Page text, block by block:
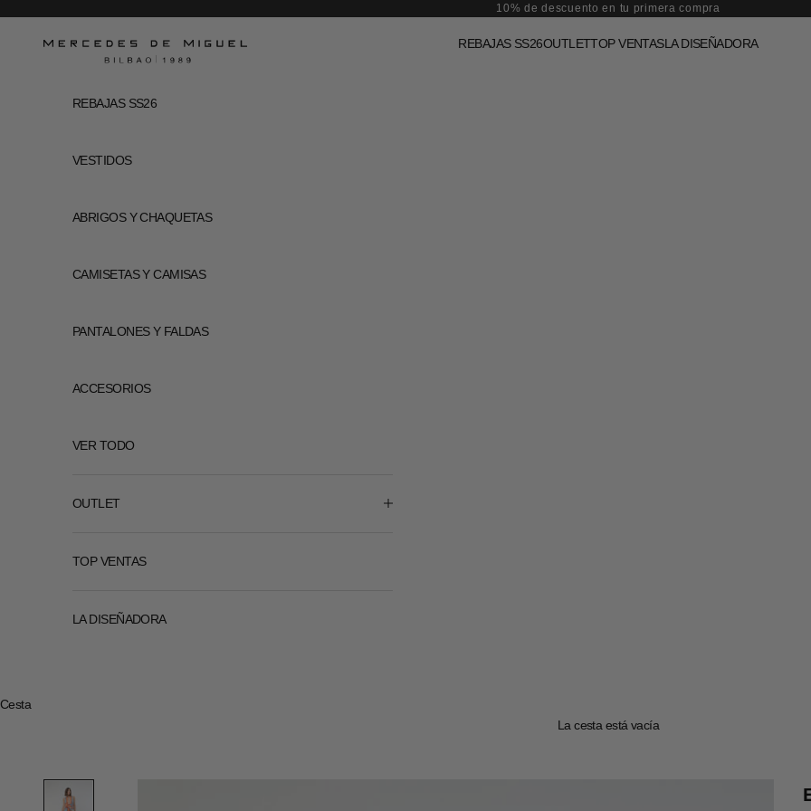
10% de descuento en tu primera compra
Mercedes de Miguel REBAJAS SS26OUTLETTOP VENTASLA DISEÑADORA
REBAJAS SS26
VESTIDOS
ABRIGOS Y CHAQUETAS
CAMISETAS Y CAMISAS
PANTALONES Y FALDAS
ACCESORIOS
VER TODO
OUTLET
TOP VENTAS
LA DISEÑADORA
Cesta
La cesta está vacía